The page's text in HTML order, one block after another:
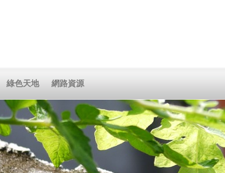
綠色天地 網路資源